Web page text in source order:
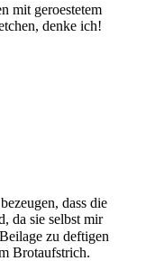
mit geroestetem
denke ich!
dass die
da sie selbst mir
zu deftigen
Brotaufstrich.